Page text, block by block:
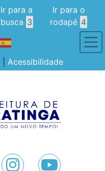
Ir para a
busca 3
Ir para o
rodapé 4
Acessibilidade